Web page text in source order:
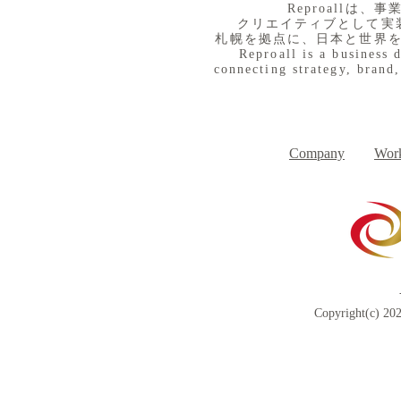
​Reproallは、事
クリエイティブとして
札幌を拠点に、日本と世界
Reproall is a business
connecting strategy,
Company
Copyright(c)